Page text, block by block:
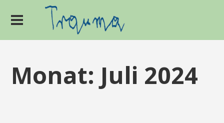
Monat: Juli 2024